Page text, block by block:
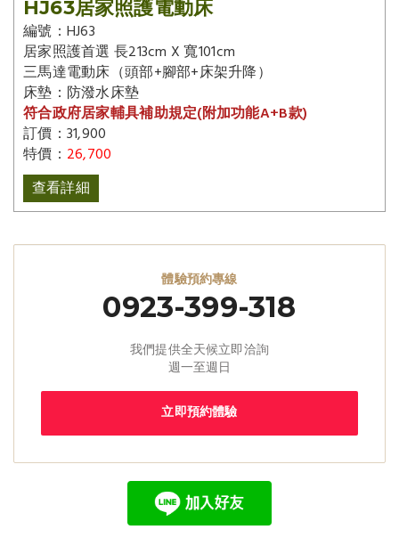
HJ63居家照護電動床
編號：HJ63
居家照護首選 長213cm X 寬101cm
三馬達電動床（頭部+腳部+床架升降）
床墊：防潑水床墊
符合政府居家輔具補助規定(附加功能A+B款)
訂價：31,900
特價： 26,700
查看詳細
體驗預約專線
0923-399-318
我們提供全天候立即洽詢
週一至週日
立即預約體驗